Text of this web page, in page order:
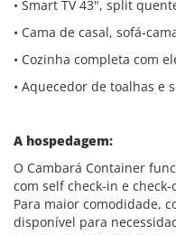
• Smart TV 43", split
• Cama de casal, sofá-
• Cozinha completa com
• Aquecedor de toalhas e
A hospedagem:
O Cambará Container
com self check-in e
Para maior comodidade,
disponível para